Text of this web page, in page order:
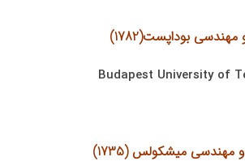
Budapest University of